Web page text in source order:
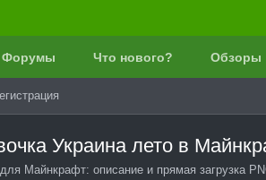
Форумы Что нового? Обзоры
Украина лето в
Майнкрафт: описание и прямая загрузка